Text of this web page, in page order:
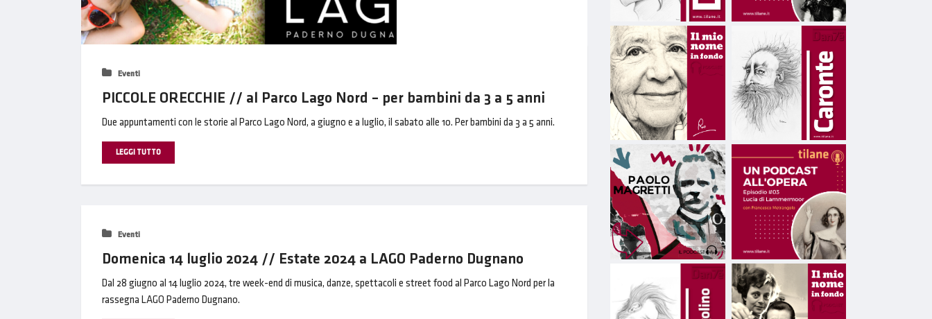
Eventi
PICCOLE ORECCHIE // al Parco Lago Nord – per bambini da 3 a 5 anni
Due appuntamenti con le storie al Parco Lago Nord, a giugno e a luglio, il sabato alle 10. Per bambini da 3 a 5 anni.
LEGGI TUTTO
Eventi
Domenica 14 luglio 2024 // Estate 2024 a LAGO Paderno Dugnano
Dal 28 giugno al 14 luglio 2024, tre week-end di musica, danze, spettacoli e street food al Parco Lago Nord per la
rassegna LAGO Paderno Dugnano.